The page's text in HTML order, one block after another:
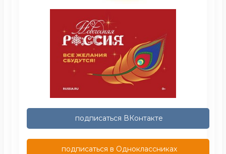
подписаться ВКонтакте
подписаться в Одноклассниках